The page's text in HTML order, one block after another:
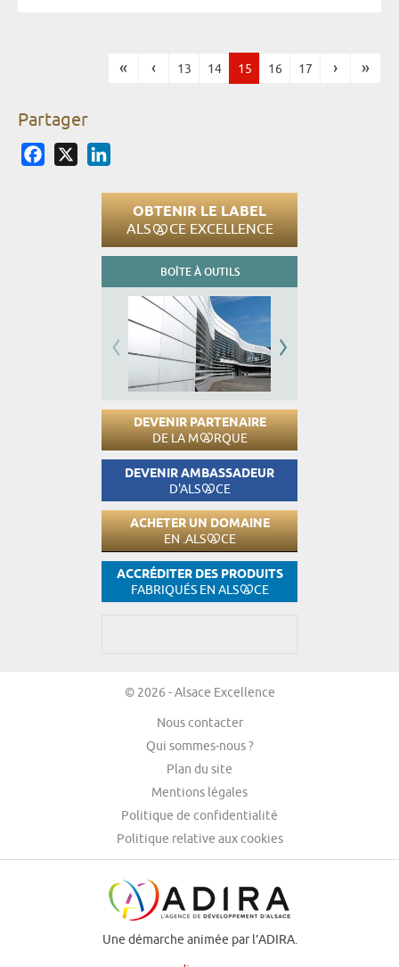
« ‹ 13 14 15 16 17 › »
Partager
Facebook
OBTENIR LE LABEL
ALS CE EXCELLENCE
BOÎTE À OUTILS
DEVENIR PARTENAIRE
DE LA M RQUE
DEVENIR AMBASSADEUR
D'ALS CE
ACHETER UN DOMAINE
EN .ALS CE
ACCRÉDITER DES PRODUITS
FABRIQUÉS EN ALS CE
© 2026 - Alsace Excellence
Nous contacter
Qui sommes-nous ?
Plan du site
Mentions légales
Politique de confidentialité
Politique relative aux cookies
Une démarche animée par l’ADIRA.